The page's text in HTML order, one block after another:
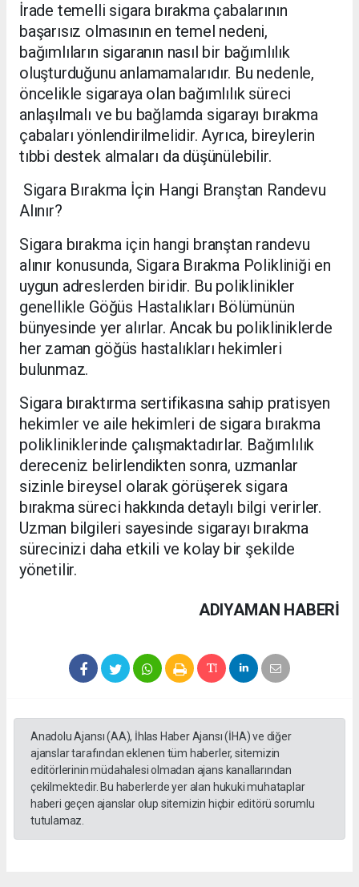
İrade temelli sigara bırakma çabalarının
başarısız olmasının en temel nedeni,
bağımlıların sigaranın nasıl bir bağımlılık
oluşturduğunu anlamamalarıdır. Bu nedenle,
öncelikle sigaraya olan bağımlılık süreci
anlaşılmalı ve bu bağlamda sigarayı bırakma
çabaları yönlendirilmelidir. Ayrıca, bireylerin
tıbbi destek almaları da düşünülebilir.
Sigara Bırakma İçin Hangi Branştan Randevu
Alınır?
Sigara bırakma için hangi branştan randevu
alınır konusunda, Sigara Bırakma Polikliniği en
uygun adreslerden biridir. Bu poliklinikler
genellikle Göğüs Hastalıkları Bölümünün
bünyesinde yer alırlar. Ancak bu polikliniklerde
her zaman göğüs hastalıkları hekimleri
bulunmaz.
Sigara bıraktırma sertifikasına sahip pratisyen
hekimler ve aile hekimleri de sigara bırakma
polikliniklerinde çalışmaktadırlar. Bağımlılık
dereceniz belirlendikten sonra, uzmanlar
sizinle bireysel olarak görüşerek sigara
bırakma süreci hakkında detaylı bilgi verirler.
Uzman bilgileri sayesinde sigarayı bırakma
sürecinizi daha etkili ve kolay bir şekilde
yönetilir.
ADIYAMAN HABERİ
Anadolu Ajansı (AA), İhlas Haber Ajansı (İHA) ve diğer
ajanslar tarafından eklenen tüm haberler, sitemizin
editörlerinin müdahalesi olmadan ajans kanallarından
çekilmektedir. Bu haberlerde yer alan hukuki muhataplar
haberi geçen ajanslar olup sitemizin hiçbir editörü sorumlu
tutulamaz.